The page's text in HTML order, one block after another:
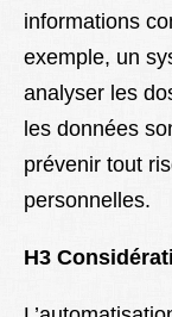
informations
exemple, un
analyser les
les données
prévenir tout
personnelles.
H3